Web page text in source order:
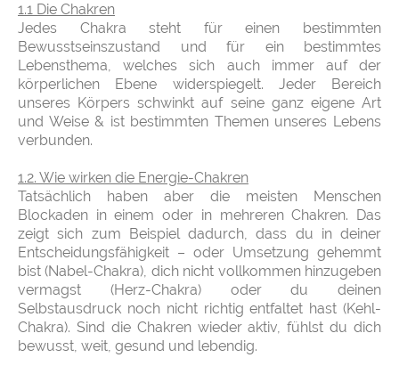
1.1 Die Chakren
Jedes Chakra steht für einen bestimmten
Bewusstseinszustand und für ein bestimmtes
Lebensthema, welches sich auch immer auf der
körperlichen Ebene widerspiegelt. Jeder Bereich
unseres Körpers schwinkt auf seine ganz eigene Art
und Weise & ist bestimmten Themen unseres Lebens
verbunden.
1.2. Wie wirken die Energie-Chakren
Tatsächlich haben aber die meisten Menschen
Blockaden in einem oder in mehreren Chakren. Das
zeigt sich zum Beispiel dadurch, dass du in deiner
Entscheidungsfähigkeit – oder Umsetzung gehemmt
bist (Nabel-Chakra), dich nicht vollkommen hinzugeben
vermagst (Herz-Chakra) oder du deinen
Selbstausdruck noch nicht richtig entfaltet hast (Kehl-
Chakra). Sind die Chakren wieder aktiv, fühlst du dich
bewusst, weit, gesund und lebendig.